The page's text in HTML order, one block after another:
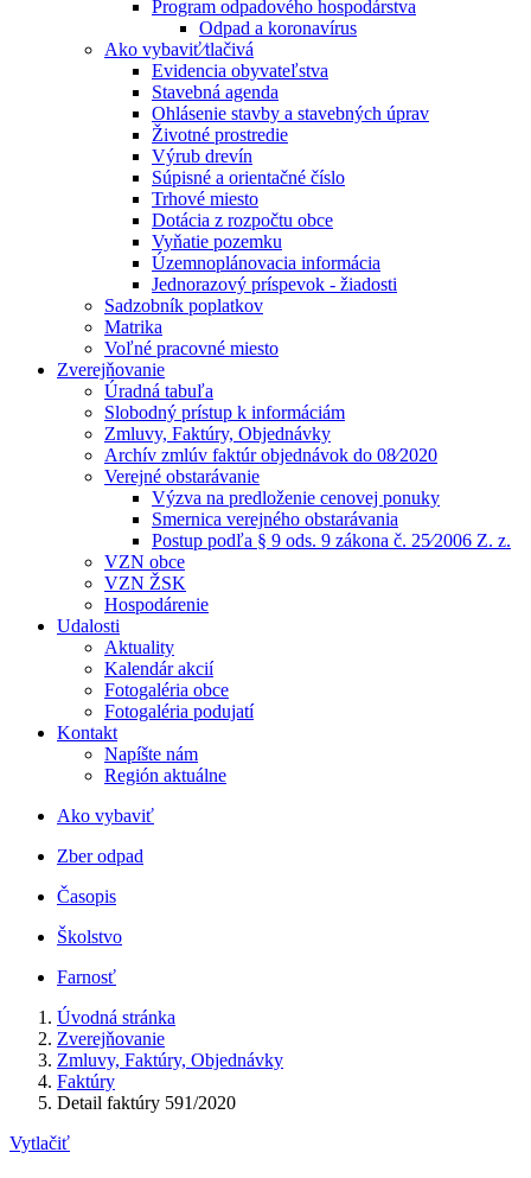
Program odpadového hospodárstva
Odpad a koronavírus
Ako vybaviť⁄tlačivá
Evidencia obyvateľstva
Stavebná agenda
Ohlásenie stavby a stavebných úprav
Životné prostredie
Výrub drevín
Súpisné a orientačné číslo
Trhové miesto
Dotácia z rozpočtu obce
Vyňatie pozemku
Územnoplánovacia informácia
Jednorazový príspevok - žiadosti
Sadzobník poplatkov
Matrika
Voľné pracovné miesto
Zverejňovanie
Úradná tabuľa
Slobodný prístup k informáciám
Zmluvy, Faktúry, Objednávky
Archív zmlúv faktúr objednávok do 08⁄2020
Verejné obstarávanie
Výzva na predloženie cenovej ponuky
Smernica verejného obstarávania
Postup podľa § 9 ods. 9 zákona č. 25⁄2006 Z. z.
VZN obce
VZN ŽSK
Hospodárenie
Udalosti
Aktuality
Kalendár akcií
Fotogaléria obce
Fotogaléria podujatí
Kontakt
Napíšte nám
Región aktuálne
Ako vybaviť
Zber odpad
Časopis
Školstvo
Farnosť
Úvodná stránka
Zverejňovanie
Zmluvy, Faktúry, Objednávky
Faktúry
Detail faktúry 591/2020
Vytlačiť